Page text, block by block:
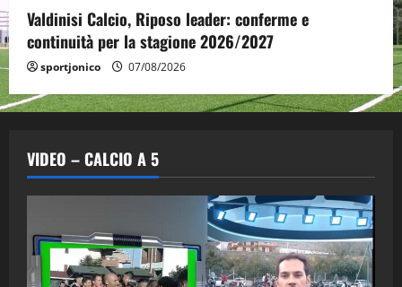
Valdinisi Calcio, Riposo leader: conferme e
continuità per la stagione 2026/2027
sportjonico 07/08/2026
VIDEO – CALCIO A 5